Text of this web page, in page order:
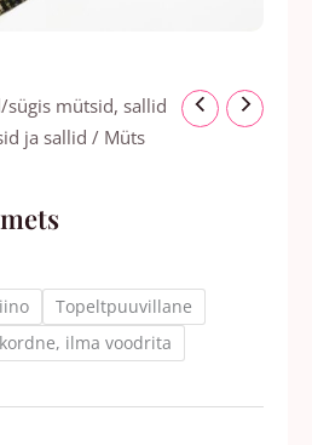
sügis mütsid, sallid
ja sallid / Müts
€
Topeltpuuvillane
ilma voodrita